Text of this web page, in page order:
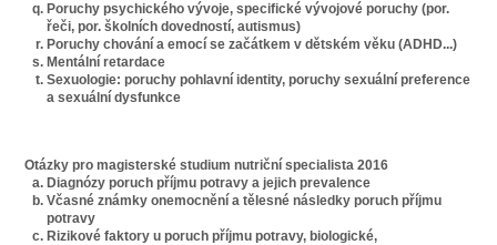
Poruchy psychického vývoje, specifické vývojové poruchy (por.
řeči, por. školních dovedností, autismus)
Poruchy chování a emocí se začátkem v dětském věku (ADHD...)
Mentální retardace
Sexuologie: poruchy pohlavní identity, poruchy sexuální preference
a sexuální dysfunkce
Otázky pro magisterské studium nutriční specialista 2016
Diagnózy poruch příjmu potravy a jejich prevalence
Včasné známky onemocnění a tělesné následky poruch příjmu
potravy
Rizikové faktory u poruch příjmu potravy, biologické,